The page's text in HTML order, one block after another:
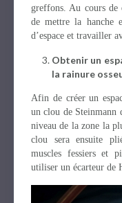
greffons. Au cours
de mettre la hanche
d’espace et travailler
Obtenir un
la rainure
Afin de créer un
un clou de Steinmann
niveau de la zone la
clou sera ensuite
muscles fessiers et
utiliser un écarteur de